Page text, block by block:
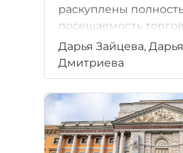
раскуплены
посещаемость
центров и
не поставила.
Дарья Зайцева, Дарья
Дмитриева